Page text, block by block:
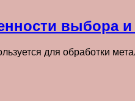
выбора
для обработки